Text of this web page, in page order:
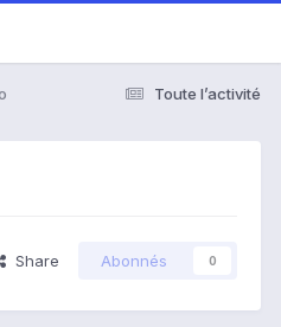
Toute l’activité
Share Abonnés 0